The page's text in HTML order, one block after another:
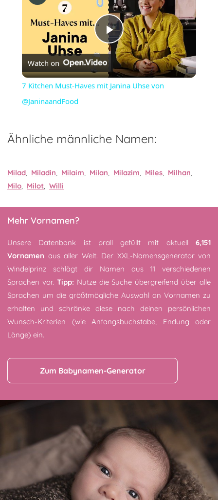
Play
Video
Watch on
7 Kitchen Must-Haves mit Janina Uhse von
@JaninaandFood
Ähnliche männliche Namen:
Milad, Miladin, Milaim, Milan, Milazim, Miles, Milhan,
Milo, Milot, Willi
Mehr Vornamen?
Unsere Datenbank ist prall gefüllt mit aktuell 6,151
Vornamen aus aller Welt. Der XXL-Namensgenerator von
Windelprinz schlägt dir Namen aus 11 verschiedenen
Sprachen vor. Tipp: Nutze die Suche übergreifend über alle
Sprachen um die größtmögliche Auswahl an Vornamen zu
erhalten und schränke diese nach deinen persönlichen
Wunsch-Kriterien (wie Anfangsbuchstabe, Endung oder
Länge) ein.
Zum Babynamen-Generator